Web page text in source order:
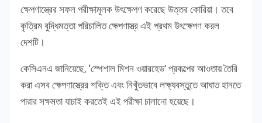
ক্ষেপণাস্ত্রের সফল পরীক্ষামূলক উৎক্ষেপণ করেছে উত্তর কোরিয়া। তবে
কৃত্রিম বুদ্ধিমত্তা পরিচালিত ক্ষেপণাস্ত্র এই প্রথম উৎক্ষেপণ করল
দেশটি।
কেসিএনএ জানিয়েছে, ‘স্পেশাল মিশন ওয়ারহেড’ প্রকল্পের আওতায় তৈরি
করা এসব ক্ষেপণাস্ত্রের শক্তি এবং নিখুঁতভাবে লক্ষ্যবস্তুতে আঘাত হানতে
পারার সক্ষমতা যাচাই করতেই এই পরীক্ষা চালানো হয়েছে।